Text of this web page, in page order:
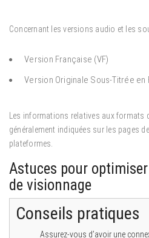
Concernant les versions audio et les
Version Française (VF)
Version Originale Sous-Titrée en
Les informations relatives aux
généralement indiquées sur les pages
plateformes.
Astuces pour
de visionnage
Conseils pratiques
Assurez-vous d’avoir une